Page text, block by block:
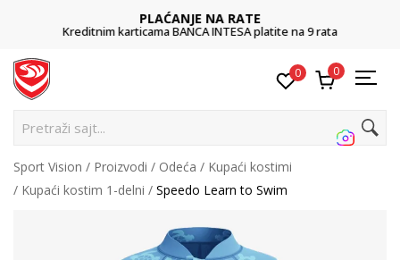
PLAĆANJE NA RATE
Kreditnim karticama BANCA INTESA platite na 9 rata
0 0
Pretraži sajt...
Sport Vision Proizvodi Odeća
Kupaći kostimi
Kupaći kostim 1-delni
Speedo Learn to Swim